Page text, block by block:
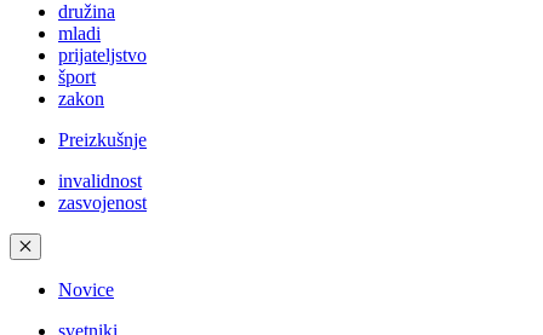
družina
mladi
prijateljstvo
šport
zakon
Preizkušnje
invalidnost
zasvojenost
✕
Novice
svetniki